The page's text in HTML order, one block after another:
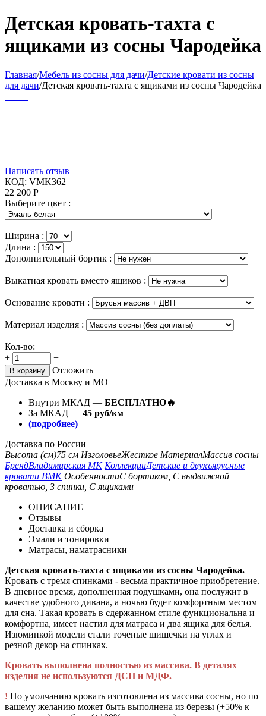
Детская кровать-тахта с
ящиками из сосны Чародейка
Главная/Мебель из сосны для дачи/Детские кровати из сосны
для дачи/Детская кровать-тахта с ящиками из сосны Чародейка
Написать отзыв
КОД: VMK362
22 200 Р
Выберите цвет :
Ширина :
Длина :
Дополнительный бортик :
Выкатная кровать вместо ящиков :
Основание кровати :
Материал изделия :
Кол-во:
+
−
В корзину
Отложить
Доставка в Москву и МО
Внутри МКАД — БЕСПЛАТНО🔥
За МКАД — 45 руб/км
(подробнее)
Доставка по России
Высота (см)75 см ИзголовьеЖесткое МатериалМассив сосны
БрендВладимирская МК КоллекцииДетские и двухъярусные
кровати ВМК ОсобенностиС бортиком, С выдвижной
кроватью, 3 спинки, С ящиками
ОПИСАНИЕ
Отзывы
Доставка и сборка
Эмали и тонировки
Матрасы, наматрасники
Детская кровать-тахта с ящиками из сосны Чародейка.
Кровать с тремя спинками - весьма практичное приобретение.
В дневное время, дополненная подушками, она послужит в
качестве удобного дивана, а ночью будет комфортным местом
для сна. Такая кровать в сдержанном стиле функциональна и
комфортна, имеет настил для матраса и два ящика для белья.
Изюминкой модели стали точеные шишечки на углах и
резной декор на спинках.
Кровать выполнена полностью из массива. В деталях
изделия не используются ДСП и МДФ.
! По умолчанию кровать изготовлена из массива сосны, но по
вашему желанию может быть выполнена из березы (+50% к